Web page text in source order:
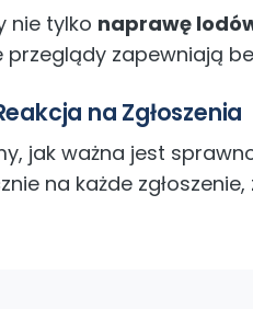
nie tylko naprawę
przeglądy zapewniają
na Zgłoszenia
jak ważna jest
na każde